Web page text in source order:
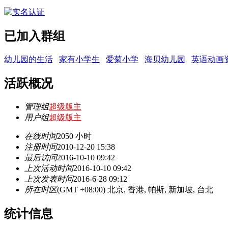
已加入群组
幼儿园的生活 家有小学生 爱菊小学 海贝幼儿园 英语动画
活跃概况
管理组超级版主
用户组超级版主
在线时间2050 小时
注册时间2010-12-20 15:38
最后访问2016-10-10 09:42
上次活动时间2016-10-10 09:42
上次发表时间2016-6-28 09:12
所在时区(GMT +08:00) 北京, 香港, 帕斯, 新加坡, 台北
统计信息